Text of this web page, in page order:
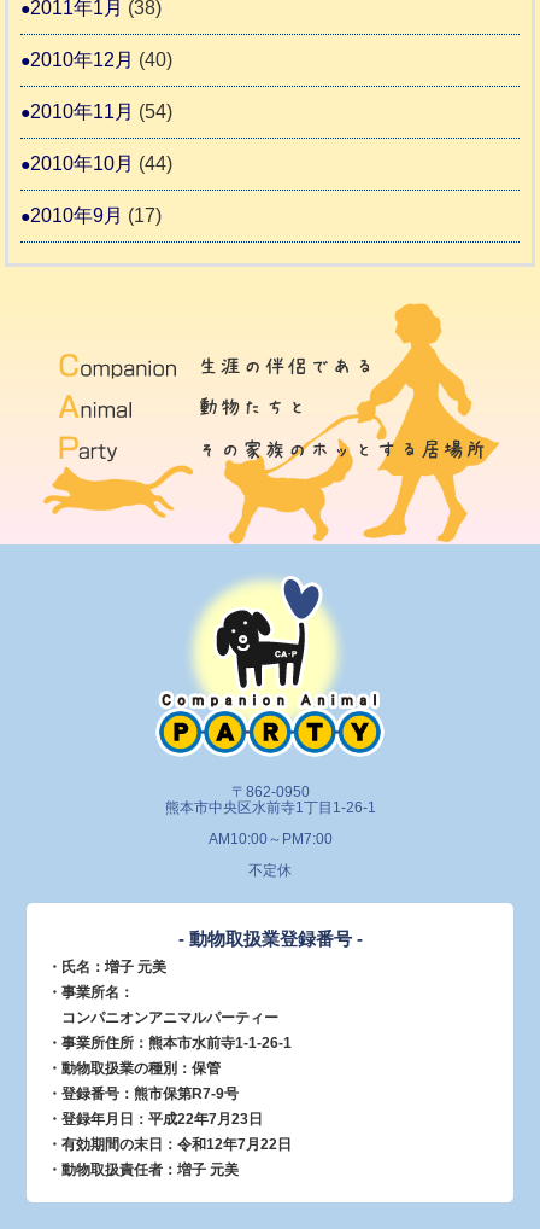
2011年1月 (38)
2010年12月 (40)
2010年11月 (54)
2010年10月 (44)
2010年9月 (17)
〒862-0950
熊本市中央区水前寺1丁目1-26-1
AM10:00～PM7:00
不定休
- 動物取扱業登録番号 -
・氏名：増子 元美
・事業所名：
コンパニオンアニマルパーティー
・事業所住所：熊本市水前寺1-1-26-1
・動物取扱業の種別：保管
・登録番号：熊市保第R7-9号
・登録年月日：平成22年7月23日
・有効期間の末日：令和12年7月22日
・動物取扱責任者：増子 元美